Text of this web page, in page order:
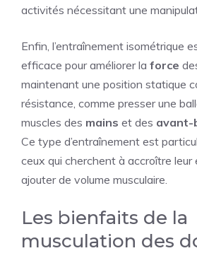
activités nécessitant une
Enfin, l’entraînement isométrique
efficace pour améliorer la force
maintenant une position statique
résistance, comme presser une
muscles des mains et des avant-
Ce type d’entraînement est
ceux qui cherchent à accroître leur
ajouter de volume musculaire.
Les bienfaits de la
musculation des